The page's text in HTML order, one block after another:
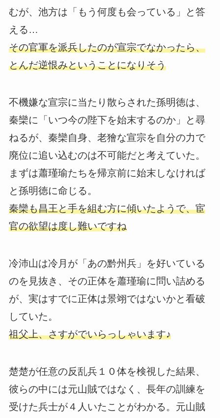
むが、池方は「もう何度も会っている」と答
える…
その官軍を派兵したのが宣宗でなかったら、
とんだ逆恨みということになりそう
不機嫌な宣宗に当たり散らされた孫明徳は、
秦欒に「いつ今の陛下を始末するのか」と尋
ねるが、秦欒自身、老獪な宣宗を自分の力で
廃位に追い込むのは不可能だと考えていた。
まずは蕭瑾瑜たちを帰京前に始末しなければ
と孫明徳に命じる。
秦欒も昌王と手を組む方に傾いたようで、宦
官の欲望は度し難いですね
冷沛山は冷月が「あの黔州兵」を好いている
のを見抜き、その正体を蕭瑾瑜に問い詰める
が、実はすでに正体は景翊ではないかと看破
していた。
祖父上、さすがでいらっしゃいます♪
楚楚が任意の反乱兵１０体を検視した結果、
彼らの中には元山賊ではなく、長年の訓練を
受けた兵士が４人いたことがわかる。元山賊